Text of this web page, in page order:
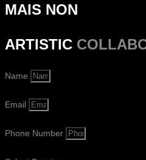
MAIS NON
ARTISTIC
Name
Email
Phone Number